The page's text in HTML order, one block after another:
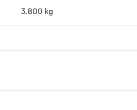
3.800 kg